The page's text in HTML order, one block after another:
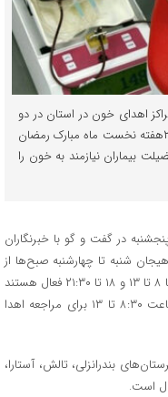
اهدای خون در استان در دو
شیفت فعال هستند، ساعات کار این مراکز را در ۲هفته نخست ماه مبارک رمضان
بیماران نیازمند به خون را
در گفت و گو با خبرنگاران
شنبه تا چهارشنبه صبح‌ها از
ساعت هشت تا ۱۳ و عصر ۱۸ تا ۲۲:۳۰، پنجشنبه‌ها ۸ تا ۱۳ و ۱۸ تا ۲۱:۳۰ فعال هستند
و در روز جمعه‌ها نیز مرکز انتقال خون رشت از ساعت ۸:۳۰ تا ۱۳ برای مراجعه اهدا
بندرانزلی، تالش، آستارا،